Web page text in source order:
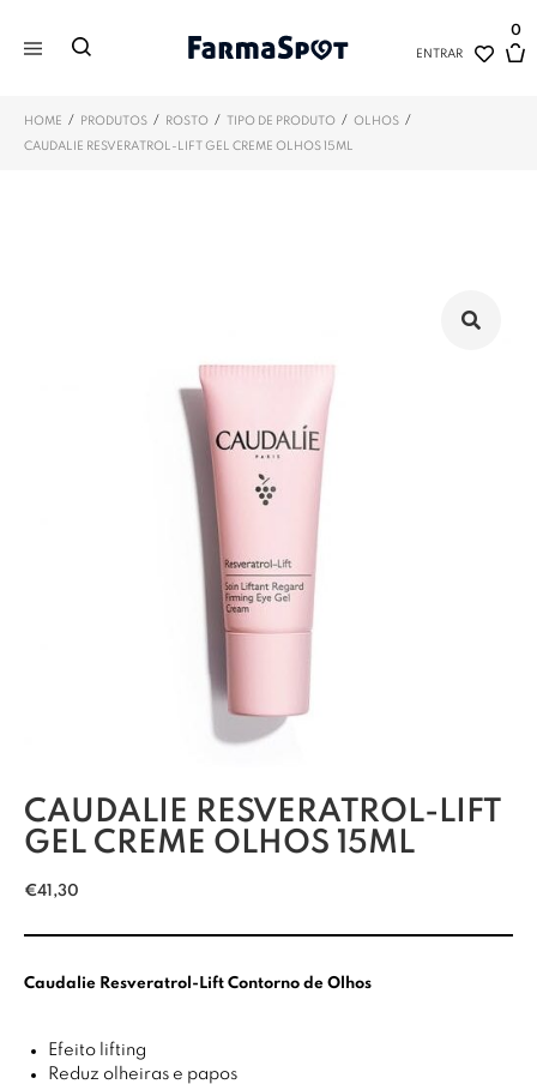
ENTRAR
0
HOME / PRODUTOS / ROSTO / TIPO DE PRODUTO / OLHOS /
CAUDALIE RESVERATROL-LIFT GEL CREME OLHOS 15ML
CAUDALIE RESVERATROL-LIFT
GEL CREME OLHOS 15ML
€41,30
Caudalie Resveratrol-Lift Contorno de Olhos
Efeito lifting
Reduz olheiras e papos